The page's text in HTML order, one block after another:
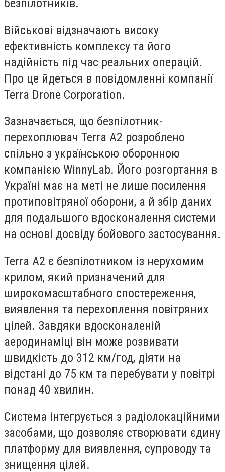
безпілотників.
Військові відзначають високу
ефективність комплексу та його
надійність під час реальних операцій.
Про це йдеться в повідомленні компанії
Terra Drone Corporation.
Зазначається, що безпілотник-
перехоплювач Terra A2 розроблено
спільно з українською оборонною
компанією WinnyLab. Його розгортання в
Україні має на меті не лише посилення
протиповітряної оборони, а й збір даних
для подальшого вдосконалення системи
на основі досвіду бойового застосування.
Terra A2 є безпілотником із нерухомим
крилом, який призначений для
широкомасштабного спостереження,
виявлення та перехоплення повітряних
цілей. Завдяки вдосконаленій
аеродинаміці він може розвивати
швидкість до 312 км/год, діяти на
відстані до 75 км та перебувати у повітрі
понад 40 хвилин.
Система інтегрується з радіолокаційними
засобами, що дозволяє створювати єдину
платформу для виявлення, супроводу та
знищення цілей.